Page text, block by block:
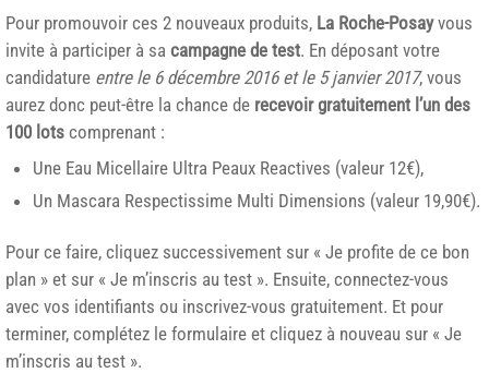
Pour promouvoir ces 2 nouveaux produits, La Roche-Posayvous
invite à participer à sa campagne de test. En déposant votre
candidature entre le 6 décembre 2016 et le 5 janvier 2017, vous
aurez donc peut-être la chance de recevoir gratuitement l’un des
100 lots comprenant :
Une Eau Micellaire Ultra Peaux Reactives (valeur 12€),
Un Mascara Respectissime Multi Dimensions (valeur 19,90€).
Pour ce faire, cliquez successivement sur « Je profite de ce bon
plan » et sur « Je m’inscris au test ». Ensuite, connectez-vous
avec vos identifiants ou inscrivez-vous gratuitement. Et pour
terminer, complétez le formulaire et cliquez à nouveau sur « Je
m’inscris au test ».